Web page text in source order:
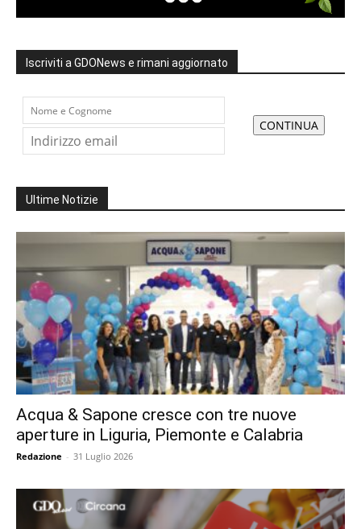
Iscriviti a GDONews e rimani aggiornato
Ultime Notizie
Acqua & Sapone cresce con tre nuove
aperture in Liguria, Piemonte e Calabria
Redazione - 31 Luglio 2026